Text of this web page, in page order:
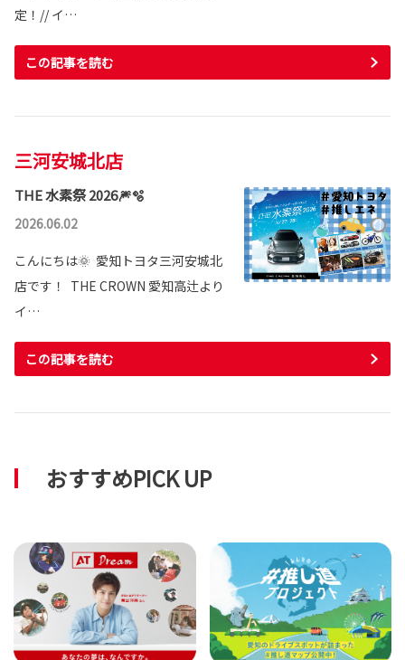
定！// イ…
この記事を読む
三河安城北店
THE 水素祭 2026🎆🫧
2026.06.02
こんにちは🌞 愛知トヨタ三河安城北
店です！ THE CROWN 愛知高辻より
イ…
この記事を読む
おすすめPICK UP